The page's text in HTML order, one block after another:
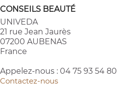
CONSEILS BEAUTÉ
UNIVEDA
21 rue Jean Jaurès
07200 AUBENAS
France
Appelez-nous : 04 75 93 54 80
Contactez-nous